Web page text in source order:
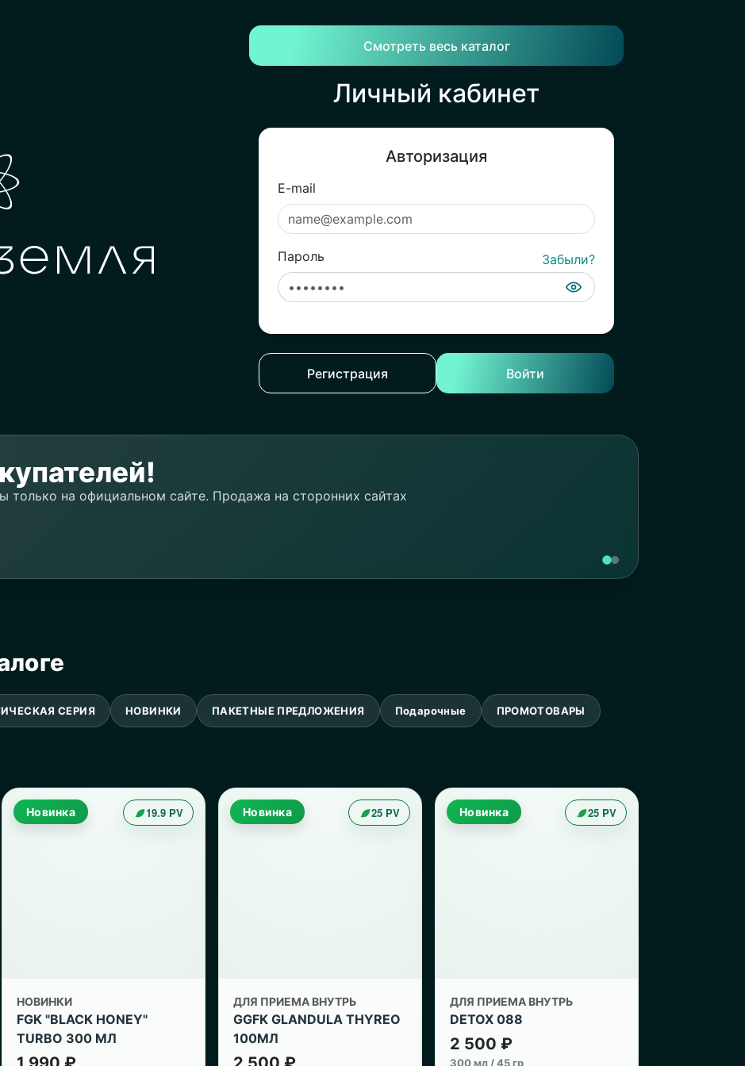
Смотреть весь каталог
Личный кабинет
Авторизация
E-mail
Пароль Забыли?
Регистрация Войти
только на официальном сайте. Продажа на сторонних сайтах
СЕРИЯ НОВИНКИ ПАКЕТНЫЕ ПРЕДЛОЖЕНИЯ Подарочные ПРОМОТОВАРЫ
Новинка 19.9 PV
НОВИНКИ
FGK "BLACK HONEY"
TURBO 300 МЛ
Новинка 25 PV
ДЛЯ ПРИЕМА ВНУТРЬ
GGFK GLANDULA THYREO
100МЛ
Новинка 25 PV
ДЛЯ ПРИЕМА ВНУТРЬ
DETOX 088
2 500 ₽
300 мл / 45 гр